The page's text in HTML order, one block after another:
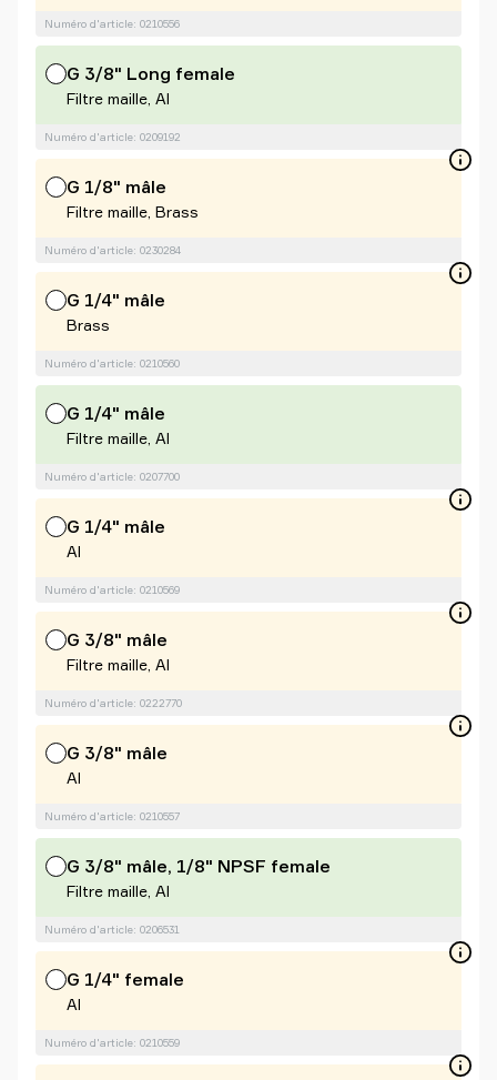
Numéro d'article: 0210556
G 3/8" Long female
Filtre maille, Al
Numéro d'article: 0209192
G 1/8" mâle
Filtre maille, Brass
Numéro d'article: 0230284
G 1/4" mâle
Brass
Numéro d'article: 0210560
G 1/4" mâle
Filtre maille, Al
Numéro d'article: 0207700
G 1/4" mâle
Al
Numéro d'article: 0210569
G 3/8" mâle
Filtre maille, Al
Numéro d'article: 0222770
G 3/8" mâle
Al
Numéro d'article: 0210557
G 3/8" mâle, 1/8" NPSF female
Filtre maille, Al
Numéro d'article: 0206531
G 1/4" female
Al
Numéro d'article: 0210559